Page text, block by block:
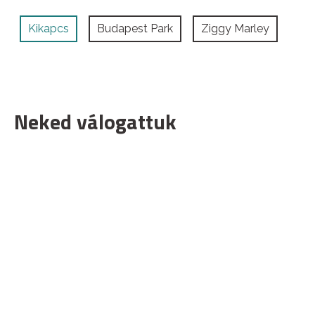
Kikapcs Budapest Park Ziggy Marley
Neked válogattuk